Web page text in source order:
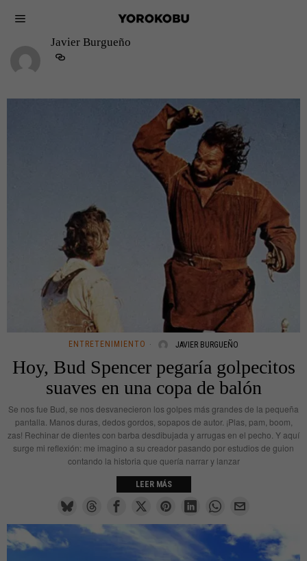
Javier Burgueño
ENTRETENIMIENTO JAVIER BURGUEÑO
Hoy, Bud Spencer pegaría golpecitos
suaves en una copa de balón
Se nos fue Bud, se nos desvanecieron los golpes más grandes de la pequeña
pantalla. Manos duras, dedos gordos, sopapos de autor. ¡Plas, pam, boom,
zas! Rechinar de dientes con barba desdibujada y arrugas en el pecho. Y aquí
surge mi reflexión: me imagino a su creador pasando por estudios de guion
contando la historia que quería narrar y lanzar
LEER MÁS